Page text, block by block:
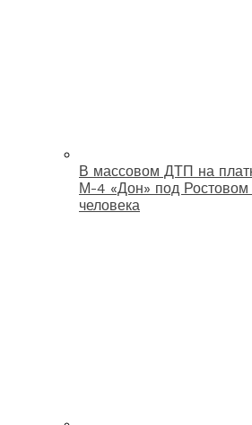
В массовом ДТП на
М-4 «Дон» под Ростовом
человека